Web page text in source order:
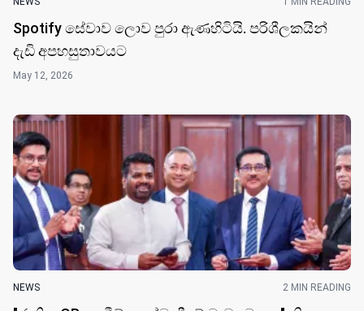
Spotify සේවාව ලොව පුරා ඇණහිටියි. පරිශීලකයින්
දැඩි අපහසුතාවයට
May 12, 2026
NEWS 2 MIN READING